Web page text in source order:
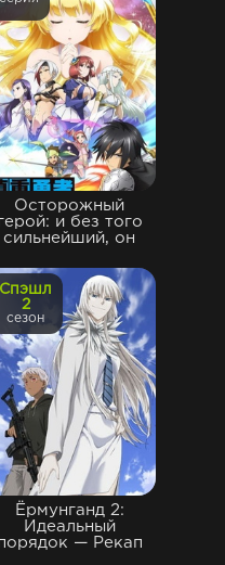
Осторожный
и без того
сильнейший, он
Ёрмунганд 2:
Идеальный
— Рекап
Спэшл
2
сезон